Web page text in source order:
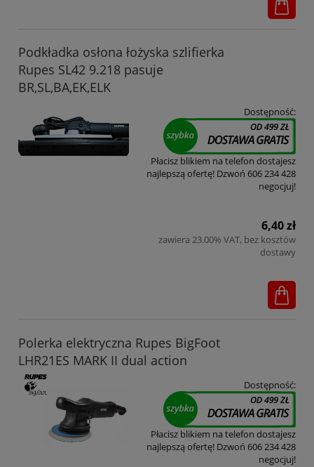
Podkładka osłona łożyska szlifierka
Rupes SL42 9.218 pasuje
BR,SL,BA,EK,ELK
Dostępność:
Płacisz blikiem na telefon dostajesz
najlepszą ofertę! Dzwoń 606 234 428
negocjuj!
6,40 zł
zawiera 23.00% VAT, bez kosztów
dostawy
Polerka elektryczna Rupes BigFoot
LHR21ES MARK II dual action
Dostępność:
Płacisz blikiem na telefon dostajesz
najlepszą ofertę! Dzwoń 606 234 428
negocjuj!